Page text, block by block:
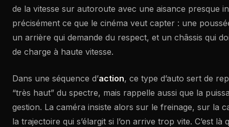
de la vitesse sur autoroute avec une aisance presque
précisément ce que le cinéma veut capter : une
un arrière qui demande du respect, et un châssis qui
de charge à haute vitesse.
Dans une séquence d’action, ce type d’auto sert de
“très haut” du spectre, mais rappelle aussi que la
gestion. La caméra insiste alors sur le freinage, sur la
la trajectoire qui s’élargit si l’on arrive trop vite. C’est là